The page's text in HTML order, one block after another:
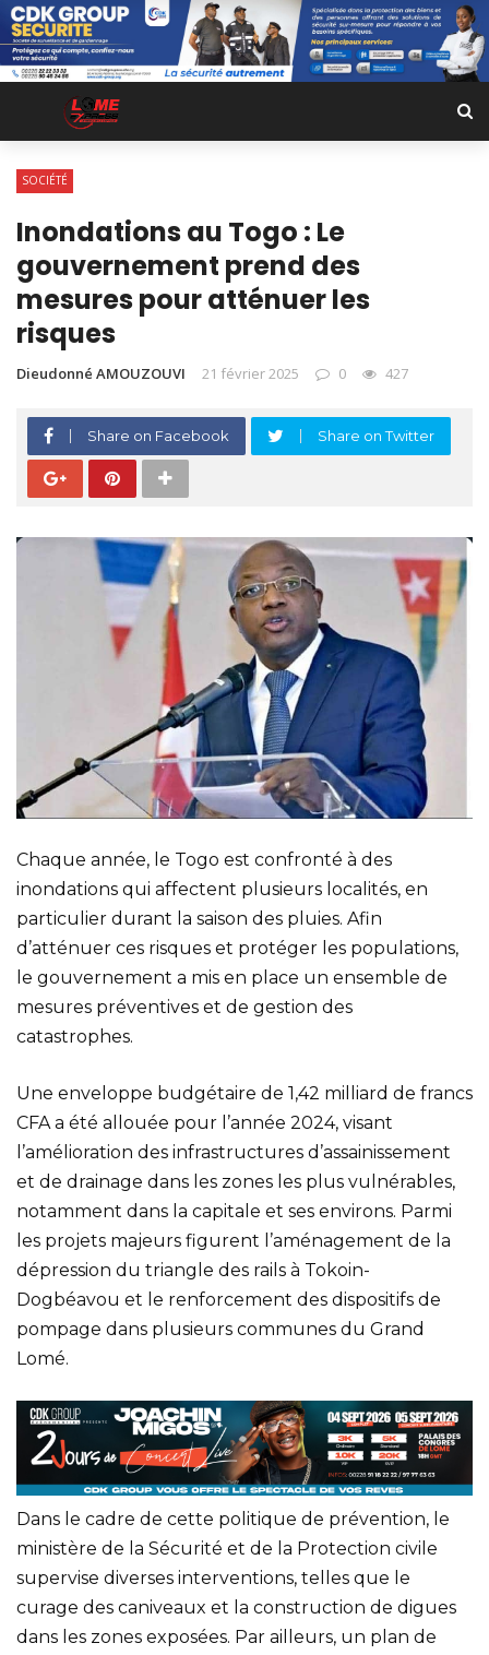
SOCIÉTÉ
Inondations au Togo : Le
gouvernement prend des
mesures pour atténuer les
risques
Dieudonné AMOUZOUVI 21 février 2025 0 427
Share on Facebook Share on Twitter
Chaque année, le Togo est confronté à des
inondations qui affectent plusieurs localités, en
particulier durant la saison des pluies. Afin
d’atténuer ces risques et protéger les populations,
le gouvernement a mis en place un ensemble de
mesures préventives et de gestion des
catastrophes.
Une enveloppe budgétaire de 1,42 milliard de francs
CFA a été allouée pour l’année 2024, visant
l’amélioration des infrastructures d’assainissement
et de drainage dans les zones les plus vulnérables,
notamment dans la capitale et ses environs. Parmi
les projets majeurs figurent l’aménagement de la
dépression du triangle des rails à Tokoin-
Dogbéavou et le renforcement des dispositifs de
pompage dans plusieurs communes du Grand
Lomé.
Dans le cadre de cette politique de prévention, le
ministère de la Sécurité et de la Protection civile
supervise diverses interventions, telles que le
curage des caniveaux et la construction de digues
dans les zones exposées. Par ailleurs, un plan de